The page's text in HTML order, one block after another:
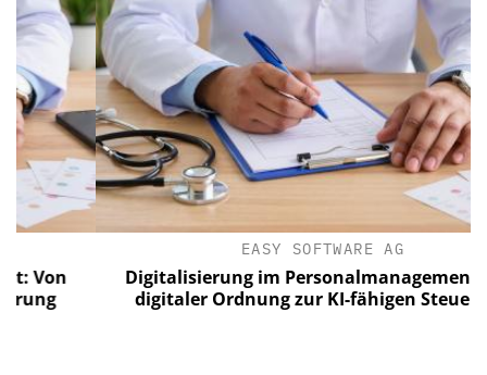
EASY SOFTWARE AG
Digitalisierung im Personalmanagement: Von
digitaler Ordnung zur KI-fähigen Steuerung